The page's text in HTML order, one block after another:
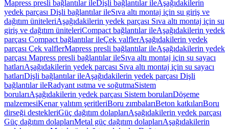
Mapress presli bağlantılar ileDişli bağlantılar ileAşağıdakilerin
yedek parçası Dişli bağlantılar ileSıva altı montaj için su giriş ve
dağıtım üniteleriAşağıdakilerin yedek parçası Sıva altı montaj için su
giriş ve dağıtım üniteleriCompact bağlantılar ileAşağıdakilerin yedek
parçası Compact bağlantılar ileÇek valflerAşağıdakilerin yedek
parçası Çek valflerMapress presli bağlantılar ileAşağıdakilerin yedek
parçası Mapress presli bağlantılar ileSıva altı montaj için su sayacı
hatlarıAşağıdakilerin yedek parçası Sıva altı montaj için su sayacı
hatlarıDişli bağlantılar ileAşağıdakilerin yedek parçası Dişli
bağlantılar ileRadyant ısıtma ve soğutmaSistem
borularıAşağıdakilerin yedek parçası Sistem borularıDöşeme
malzemesiKenar yalıtım şeritleriBoru zımbalarıBeton katkılarıBoru
dirseği destekleriGüç dağıtım dolaplarıAşağıdakilerin yedek parçası
Güç dağıtım dolaplarıMetal güç dağıtım dolaplarıAşağıdakilerin